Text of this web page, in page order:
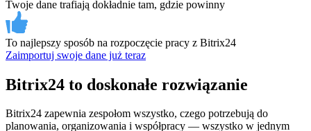
Twoje dane trafiają dokładnie tam, gdzie powinny
To najlepszy sposób na rozpoczęcie pracy z Bitrix24
Zaimportuj swoje dane już teraz
Bitrix24 to doskonałe rozwiązanie
Bitrix24 zapewnia zespołom wszystko, czego potrzebują do
planowania, organizowania i współpracy — wszystko w jednym